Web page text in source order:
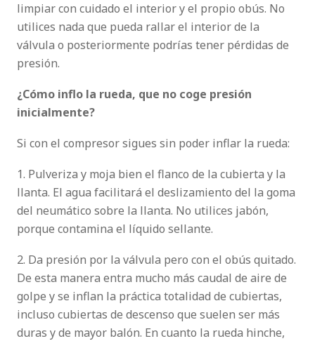
limpiar con cuidado el interior y el propio obús. No
utilices nada que pueda rallar el interior de la
válvula o posteriormente podrías tener pérdidas de
presión.
¿Cómo inflo la rueda, que no coge presión
inicialmente?
Si con el compresor sigues sin poder inflar la rueda:
1. Pulveriza y moja bien el flanco de la cubierta y la
llanta. El agua facilitará el deslizamiento del la goma
del neumático sobre la llanta. No utilices jabón,
porque contamina el líquido sellante.
2. Da presión por la válvula pero con el obús quitado.
De esta manera entra mucho más caudal de aire de
golpe y se inflan la práctica totalidad de cubiertas,
incluso cubiertas de descenso que suelen ser más
duras y de mayor balón. En cuanto la rueda hinche,